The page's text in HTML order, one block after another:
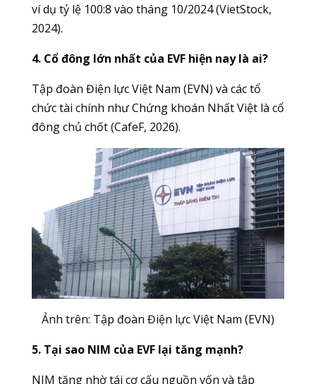
ví dụ tỷ lệ 100:8 vào tháng 10/2024 (VietStock,
2024).
4. Cổ đông lớn nhất của EVF hiện nay là ai?
Tập đoàn Điện lực Việt Nam (EVN) và các tổ
chức tài chính như Chứng khoán Nhất Việt là cổ
đông chủ chốt (CafeF, 2026).
Ảnh trên: Tập đoàn Điện lực Việt Nam (EVN)
5. Tại sao NIM của EVF lại tăng mạnh?
NIM tăng nhờ tái cơ cấu nguồn vốn và tập